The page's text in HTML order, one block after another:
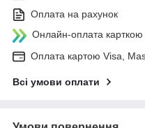
Оплата на рахунок
Онлайн-оплата
Оплата картою Visa,
Всі умови оплати